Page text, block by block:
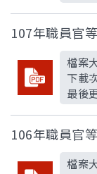
107年職員官
檔案
下載
最後
106年職員官
檔案